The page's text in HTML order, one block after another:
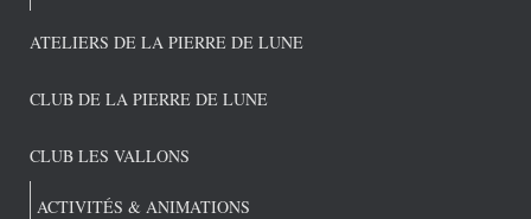
ATELIERS DE LA PIERRE DE LUNE
CLUB DE LA PIERRE DE LUNE
CLUB LES VALLONS
ACTIVITÉS & ANIMATIONS